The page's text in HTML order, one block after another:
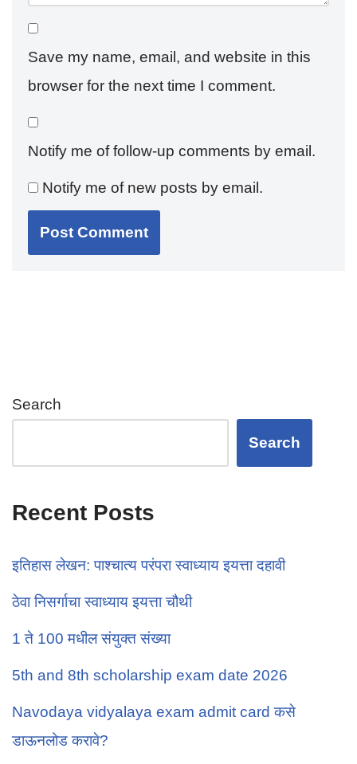
Save my name, email, and website in this
browser for the next time I comment.
Notify me of follow-up comments by email.
Notify me of new posts by email.
Search
Search
Recent Posts
इतिहास लेखन: पाश्चात्य परंपरा स्वाध्याय इयत्ता दहावी
ठेवा निसर्गाचा स्वाध्याय इयत्ता चौथी
1 ते 100 मधील संयुक्त संख्या
5th and 8th scholarship exam date 2026
Navodaya vidyalaya exam admit card कसे
डाऊनलोड करावे?